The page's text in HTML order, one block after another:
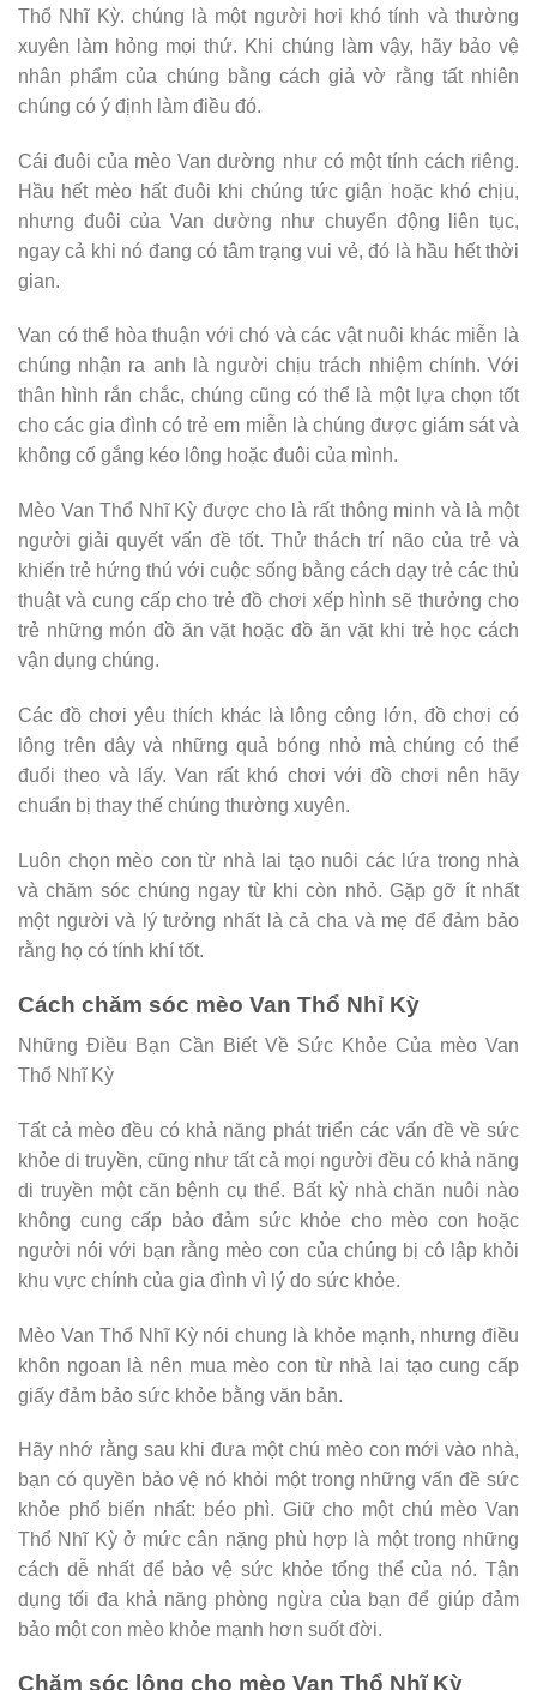
Thổ Nhĩ Kỳ. chúng là một người hơi khó tính và thường
xuyên làm hỏng mọi thứ. Khi chúng làm vậy, hãy bảo vệ
nhân phẩm của chúng bằng cách giả vờ rằng tất nhiên
chúng có ý định làm điều đó.
Cái đuôi của mèo Van dường như có một tính cách riêng.
Hầu hết mèo hất đuôi khi chúng tức giận hoặc khó chịu,
nhưng đuôi của Van dường như chuyển động liên tục,
ngay cả khi nó đang có tâm trạng vui vẻ, đó là hầu hết thời
gian.
Van có thể hòa thuận với chó và các vật nuôi khác miễn là
chúng nhận ra anh là người chịu trách nhiệm chính. Với
thân hình rắn chắc, chúng cũng có thể là một lựa chọn tốt
cho các gia đình có trẻ em miễn là chúng được giám sát và
không cố gắng kéo lông hoặc đuôi của mình.
Mèo Van Thổ Nhĩ Kỳ được cho là rất thông minh và là một
người giải quyết vấn đề tốt. Thử thách trí não của trẻ và
khiến trẻ hứng thú với cuộc sống bằng cách dạy trẻ các thủ
thuật và cung cấp cho trẻ đồ chơi xếp hình sẽ thưởng cho
trẻ những món đồ ăn vặt hoặc đồ ăn vặt khi trẻ học cách
vận dụng chúng.
Các đồ chơi yêu thích khác là lông công lớn, đồ chơi có
lông trên dây và những quả bóng nhỏ mà chúng có thể
đuổi theo và lấy. Van rất khó chơi với đồ chơi nên hãy
chuẩn bị thay thế chúng thường xuyên.
Luôn chọn mèo con từ nhà lai tạo nuôi các lứa trong nhà
và chăm sóc chúng ngay từ khi còn nhỏ. Gặp gỡ ít nhất
một người và lý tưởng nhất là cả cha và mẹ để đảm bảo
rằng họ có tính khí tốt.
Cách chăm sóc mèo Van Thổ Nhỉ Kỳ
Những Điều Bạn Cần Biết Về Sức Khỏe Của mèo Van
Thổ Nhĩ Kỳ
Tất cả mèo đều có khả năng phát triển các vấn đề về sức
khỏe di truyền, cũng như tất cả mọi người đều có khả năng
di truyền một căn bệnh cụ thể. Bất kỳ nhà chăn nuôi nào
không cung cấp bảo đảm sức khỏe cho mèo con hoặc
người nói với bạn rằng mèo con của chúng bị cô lập khỏi
khu vực chính của gia đình vì lý do sức khỏe.
Mèo Van Thổ Nhĩ Kỳ nói chung là khỏe mạnh, nhưng điều
khôn ngoan là nên mua mèo con từ nhà lai tạo cung cấp
giấy đảm bảo sức khỏe bằng văn bản.
Hãy nhớ rằng sau khi đưa một chú mèo con mới vào nhà,
bạn có quyền bảo vệ nó khỏi một trong những vấn đề sức
khỏe phổ biến nhất: béo phì. Giữ cho một chú mèo Van
Thổ Nhĩ Kỳ ở mức cân nặng phù hợp là một trong những
cách dễ nhất để bảo vệ sức khỏe tổng thể của nó. Tận
dụng tối đa khả năng phòng ngừa của bạn để giúp đảm
bảo một con mèo khỏe mạnh hơn suốt đời.
Chăm sóc lông cho mèo Van Thổ Nhĩ Kỳ